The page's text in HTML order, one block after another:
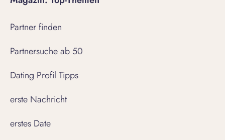
Partner finden
Partnersuche ab 50
Dating Profil Tipps
erste Nachricht
erstes Date